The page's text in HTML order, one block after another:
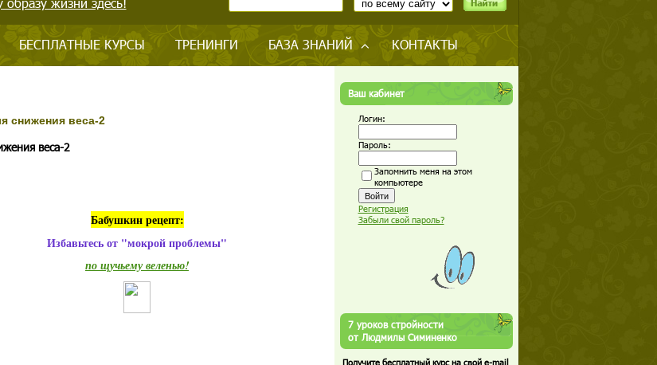
БЕСПЛАТНЫЕ КУРСЫ ТРЕНИНГИ БАЗА ЗНАНИЙ КОНТАКТЫ
снижения веса-2
веса-2
Бабушкин рецепт:
Избавьтесь от "мокрой проблемы"
по щучьему веленью!
Ваш кабинет
Логин:
Пароль:
Запомнить меня на этом
компьютере
Регистрация
Забыли свой пароль?
7 уроков стройности
от Людмилы Симиненко
Получите бесплатный курс на свой e-mail